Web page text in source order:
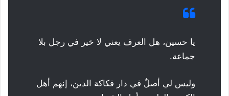
يا حسين، هل العرف يعني لا خير في رجل بلا
جماعة.
وليس لي أصلٌ في دار فكاكة الدين، إنهم أهل